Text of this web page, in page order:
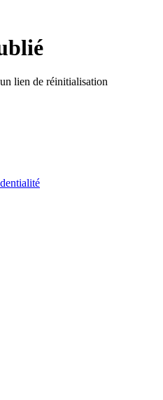
lien de réinitialisation